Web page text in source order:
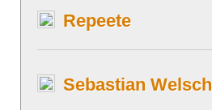
Repeete
Sebastian Welsch